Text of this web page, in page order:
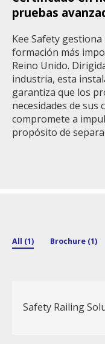
pruebas
Kee Safety
formación más
Reino Unido.
industria, esta
garantiza que los
necesidades de sus
compromete a
propósito de
All (1) Brochure (1)
Safety Railing